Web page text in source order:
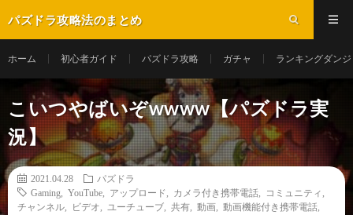
パズドラ攻略法のまとめ
ホーム 初心者ガイド パズドラ攻略 ガチャ ランキングダン
こいつやばいぞwwww【パズドラ実
況】
2021.04.28
パズドラ
Gaming
YouTube アップロード カメラ付き携帯電話 コミュニティ
チャンネル
ビデオ ユーチューブ 共有 動画 動画機能付き携帯電話